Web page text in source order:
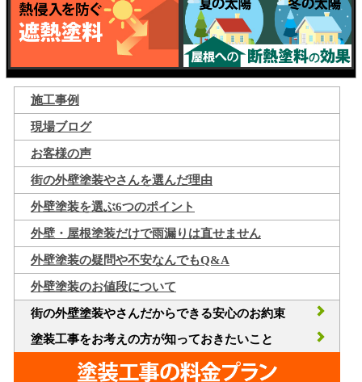
施工事例
現場ブログ
お客様の声
街の外壁塗装やさんを選んだ理由
外壁塗装を選ぶ6つのポイント
外壁・屋根塗装だけで雨漏りは直せません
外壁塗装の疑問や不安なんでもQ&A
外壁塗装のお値段について
街の外壁塗装やさんだからできる安心のお約束
塗装工事をお考えの方が知っておきたいこと